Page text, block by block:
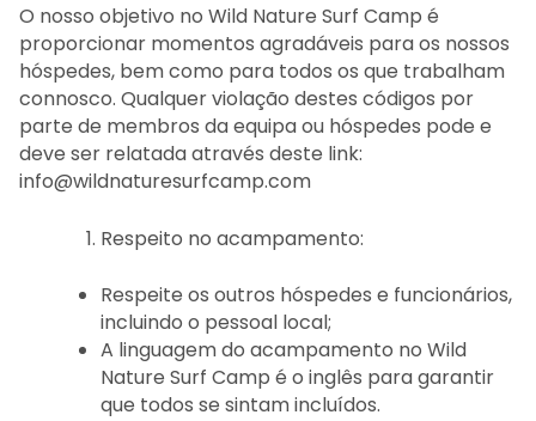
O nosso objetivo no Wild Nature Surf Camp é
proporcionar momentos agradáveis para os nossos
hóspedes, bem como para todos os que trabalham
connosco. Qualquer violação destes códigos por
parte de membros da equipa ou hóspedes pode e
deve ser relatada através deste link:
info@wildnaturesurfcamp.com
Respeito no acampamento:
Respeite os outros hóspedes e funcionários,
incluindo o pessoal local;
A linguagem do acampamento no Wild
Nature Surf Camp é o inglês para garantir
que todos se sintam incluídos.